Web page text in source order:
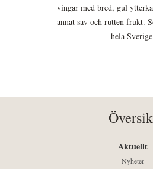
vingar med bred, gul
annat sav och rutten frukt.
hela
Aktuellt
Nyheter